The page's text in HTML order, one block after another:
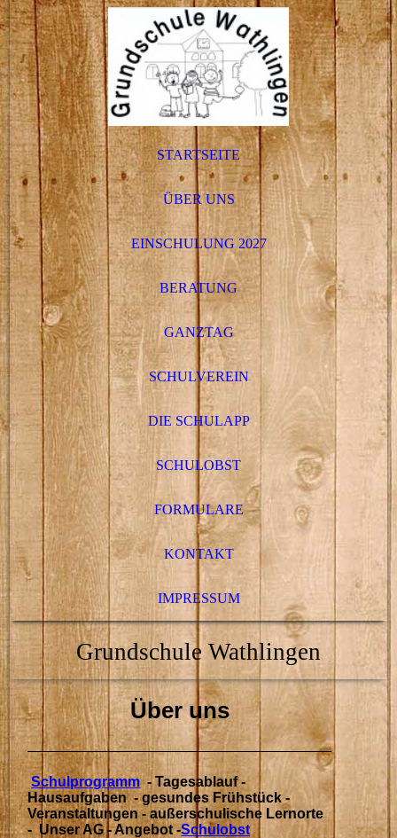
STARTSEITE
ÜBER UNS
EINSCHULUNG 2027
BERATUNG
GANZTAG
SCHULVEREIN
DIE SCHULAPP
SCHULOBST
FORMULARE
KONTAKT
IMPRESSUM
Grundschule Wathlingen
Über uns
Schulprogramm-Tagesablauf-
Hausaufgaben - gesundes Frühstück -
Veranstaltungen - außerschulische Lernorte
-Unser AG - Angebot -Schulobst